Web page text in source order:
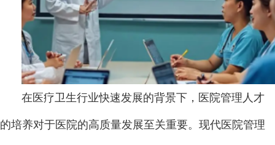
在医疗卫生行业快速发展的背景下，医院管理人才
的培养对于医院的高质量发展至关重要。现代医院管理